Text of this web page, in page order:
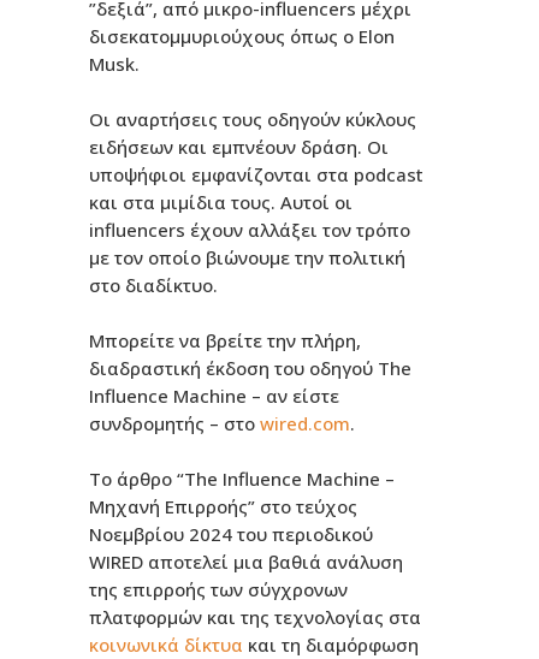
”δεξιά”, από μικρο-influencers μέχρι
δισεκατομμυριούχους όπως ο Elon
Musk.
Οι αναρτήσεις τους οδηγούν κύκλους
ειδήσεων και εμπνέουν δράση. Οι
υποψήφιοι εμφανίζονται στα podcast
και στα μιμίδια τους. Αυτοί οι
influencers έχουν αλλάξει τον τρόπο
με τον οποίο βιώνουμε την πολιτική
στο διαδίκτυο.
Μπορείτε να βρείτε την πλήρη,
διαδραστική έκδοση του οδηγού The
Influence Machine – αν είστε
συνδρομητής – στο wired.com.
Το άρθρο “The Influence Machine –
Μηχανή Επιρροής” στο τεύχος
Νοεμβρίου 2024 του περιοδικού
WIRED αποτελεί μια βαθιά ανάλυση
της επιρροής των σύγχρονων
πλατφορμών και της τεχνολογίας στα
κοινωνικά δίκτυα και τη διαμόρφωση